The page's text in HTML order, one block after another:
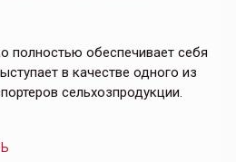
полностью обеспечивает себя
в качестве одного из
сельхозпродукции.